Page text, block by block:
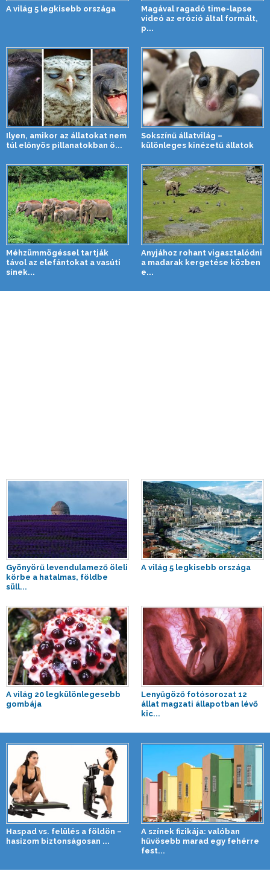
A világ 5 legkisebb országa
Magával ragadó time-lapse
videó az erózió által formált,
p...
Ilyen, amikor az állatokat nem
túl előnyös pillanatokban ö...
Sokszínű állatvilág –
különleges kinézetű állatok
Méhzümmögéssel tartják
távol az elefántokat a vasúti
sínek...
Anyjához rohant vigasztalódni
a madarak kergetése közben
e...
Gyönyörű levendulamező öleli
körbe a hatalmas, földbe
süll...
A világ 5 legkisebb országa
A világ 20 legkülönlegesebb
gombája
Lenyűgöző fotósorozat 12
állat magzati állapotban lévő
kic...
Haspad vs. felülés a földön –
hasizom biztonságosan ...
A színek fizikája: valóban
hűvösebb marad egy fehérre
fest...